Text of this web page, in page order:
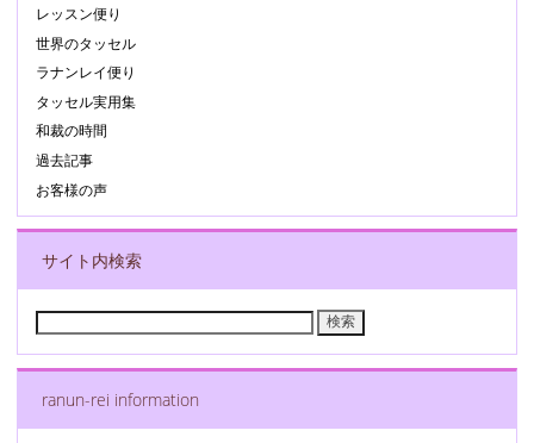
レッスン便り
世界のタッセル
ラナンレイ便り
タッセル実用集
和裁の時間
過去記事
お客様の声
サイト内検索
ranun-rei information